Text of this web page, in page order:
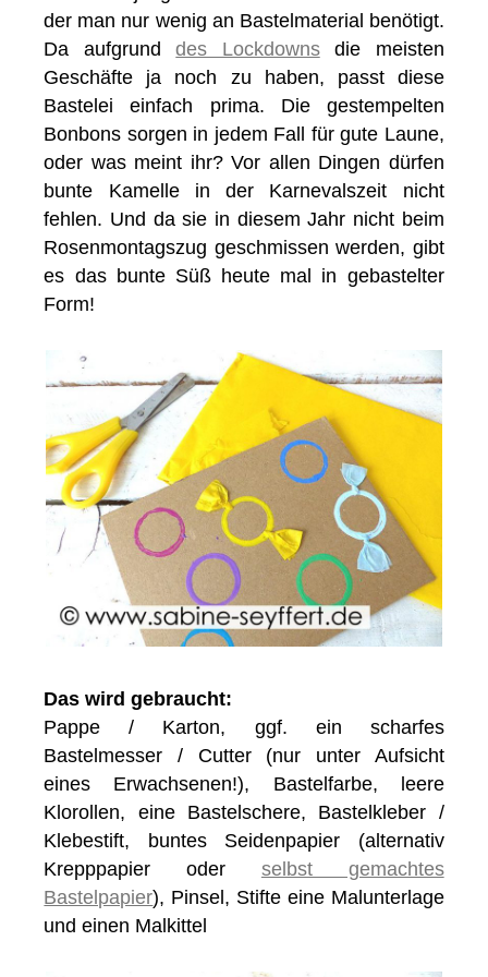
der man nur wenig an Bastelmaterial benötigt.
Da aufgrunddes Lockdownsdie meisten
Geschäfte ja noch zu haben, passt diese
Bastelei einfach prima. Die gestempelten
Bonbons sorgen in jedem Fall für gute Laune,
oder was meint ihr? Vor allen Dingen dürfen
bunte Kamelle in der Karnevalszeit nicht
fehlen. Und da sie in diesem Jahr nicht beim
Rosenmontagszug geschmissen werden, gibt
es das bunte Süß heute mal in gebastelter
Form!
Das wird gebraucht:
Pappe / Karton, ggf. ein scharfes
Bastelmesser / Cutter (nur unter Aufsicht
eines Erwachsenen!), Bastelfarbe, leere
Klorollen, eine Bastelschere, Bastelkleber /
Klebestift, buntes Seidenpapier (alternativ
Krepppapier oder selbst gemachtes
Bastelpapier), Pinsel, Stifte eine Malunterlage
und einen Malkittel